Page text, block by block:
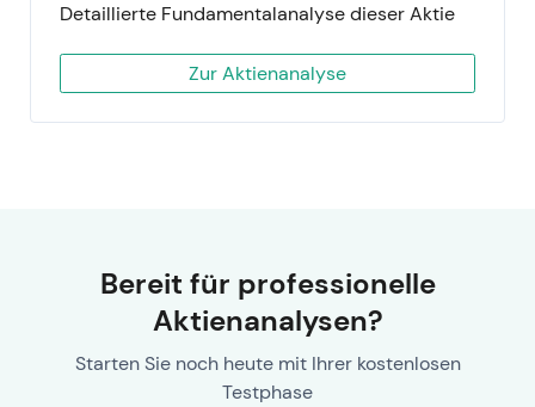
Detaillierte Fundamentalanalyse dieser Aktie
Zur Aktienanalyse
Bereit für professionelle
Aktienanalysen?
Starten Sie noch heute mit Ihrer kostenlosen
Testphase